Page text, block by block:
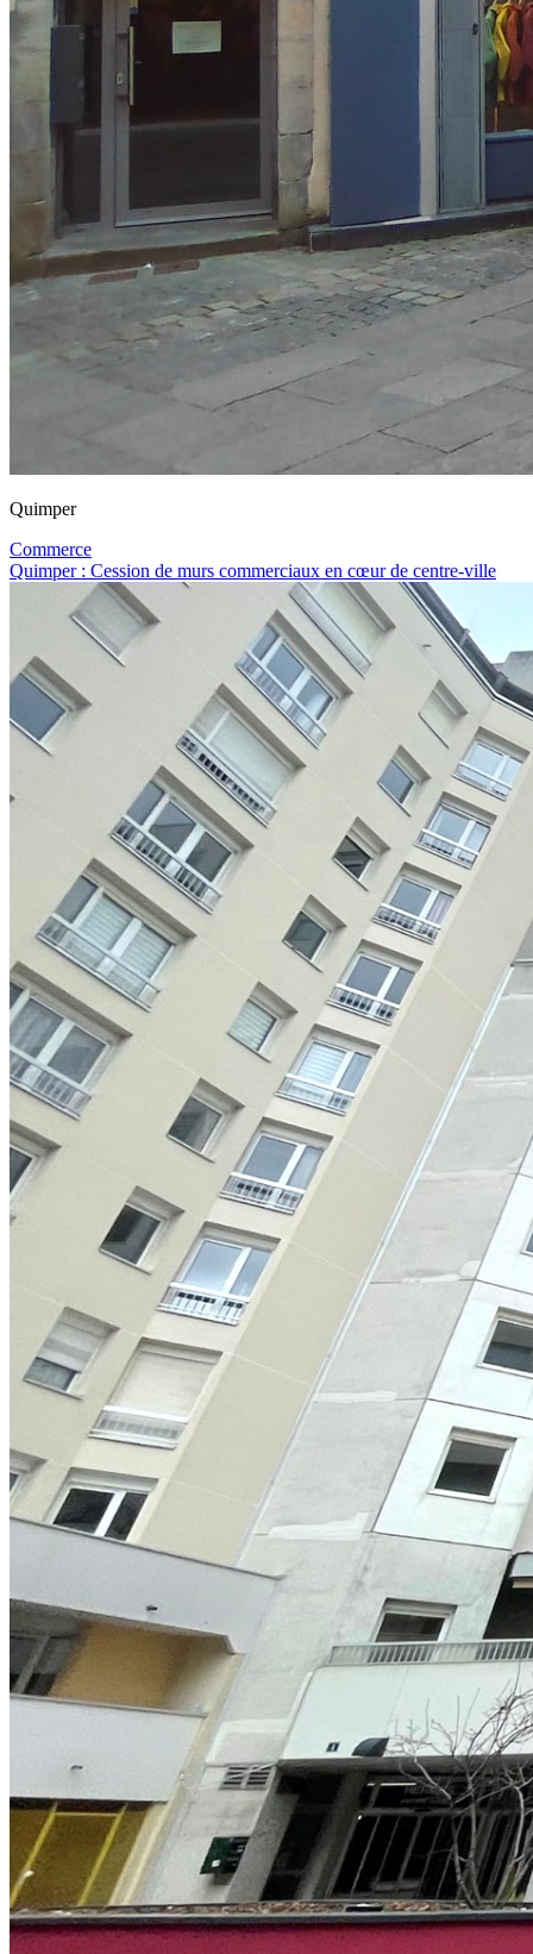
Quimper
Commerce
Quimper : Cession de murs commerciaux en cœur de centre-ville